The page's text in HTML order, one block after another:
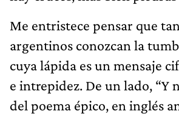
Me entristece pensar que
argentinos conozcan la
cuya lápida es un mensaje
e intrepidez. De un lado, “Y
del poema épico, en inglés